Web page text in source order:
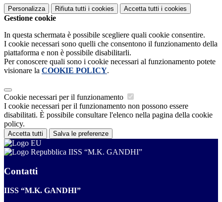
Personalizza Rifiuta tutti i cookies Accetta tutti i cookies
Gestione cookie
In questa schermata è possibile scegliere quali cookie consentire.
I cookie necessari sono quelli che consentono il funzionamento della
piattaforma e non è possibile disabilitarli.
Per conoscere quali sono i cookie necessari al funzionamento potete
visionare la COOKIE POLICY.
Cookie necessari per il funzionamento
I cookie necessari per il funzionamento non possono essere
disabilitati. È possibile consultare l'elenco nella pagina della cookie
policy.
Accetta tutti Salva le preferenze
IISS “M.K. GANDHI”
Contatti
IISS “M.K. GANDHI”